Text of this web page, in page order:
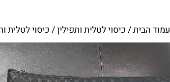
עמוד הבית/כיסוי לטלית ותפילין/ כיסוי לטלית